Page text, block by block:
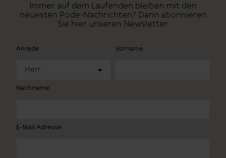
Immer auf dem Laufenden bleiben mit den
neuesten Pode-Nachrichten? Dann abonnieren
Sie hier unseren Newsletter.
Anrede
Herr
Vorname
Nachname
E-Mail Adresse